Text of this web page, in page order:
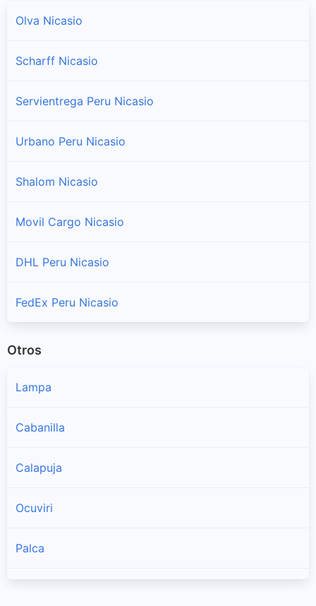
Olva Nicasio
Scharff Nicasio
Servientrega Peru Nicasio
Urbano Peru Nicasio
Shalom Nicasio
Movil Cargo Nicasio
DHL Peru Nicasio
FedEx Peru Nicasio
Otros
Lampa
Cabanilla
Calapuja
Ocuviri
Palca